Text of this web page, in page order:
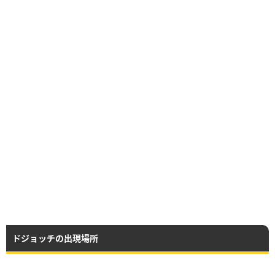
ドジョッチの出現場所